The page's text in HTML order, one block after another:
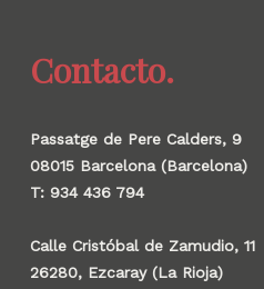
Contacto.
Passatge de Pere Calders, 9
08015 Barcelona (Barcelona)
T: 934 436 794
Calle Cristóbal de Zamudio, 11
26280, Ezcaray (La Rioja)